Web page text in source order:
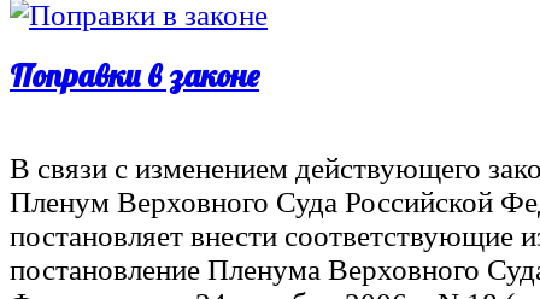
Поправки в законе
В связи с изменением действующего
Пленум Верховного Суда Российской
постановляет внести соответствующие
постановление Пленума Верховного